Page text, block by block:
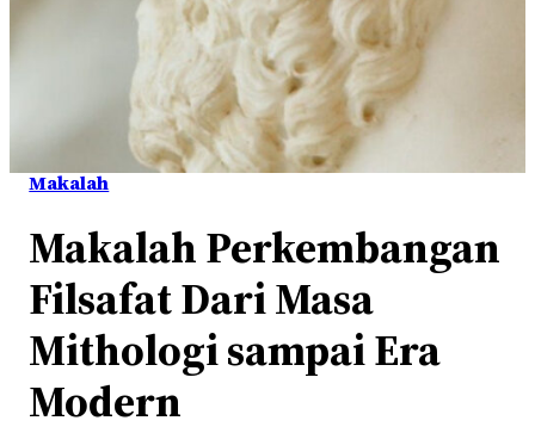
Makalah
Makalah Perkembangan
Filsafat Dari Masa
Mithologi sampai Era
Modern